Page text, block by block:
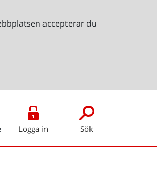
accepterar du
Logga in Sök